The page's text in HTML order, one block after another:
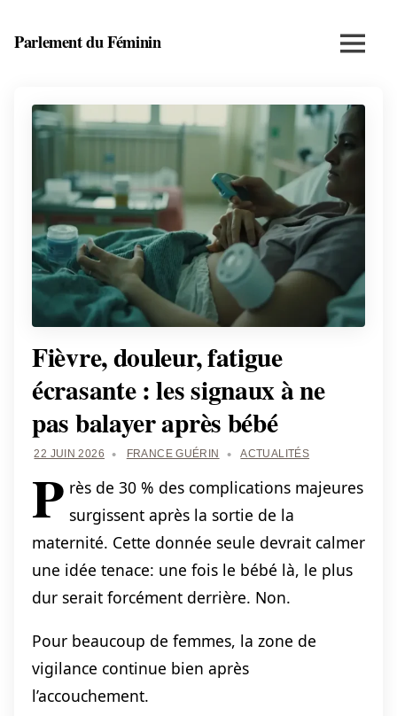
Parlement du Féminin
bien-
être
entrepreneuriat
féminin
Menu
Fièvre, douleur, fatigue
écrasante : les signaux à ne
pas balayer après bébé
22 JUIN 2026 FRANCE GUÉRIN ACTUALITÉS
P rès de 30 % des complications majeures
surgissent après la sortie de la
maternité. Cette donnée seule devrait calmer
une idée tenace: une fois le bébé là, le plus
dur serait forcément derrière. Non.
Pour beaucoup de femmes, la zone de
vigilance continue bien après
l’accouchement.